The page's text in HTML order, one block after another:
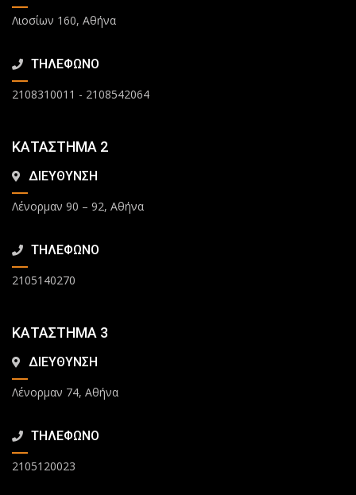
Λιοσίων 160, Αθήνα
ΤΗΛΕΦΩΝΟ
2108310011 - 2108542064
ΚΑΤΑΣΤΗΜΑ 2
ΔΙΕΥΘΥΝΣΗ
Λένορμαν 90 – 92, Αθήνα
ΤΗΛΕΦΩΝΟ
2105140270
ΚΑΤΑΣΤΗΜΑ 3
ΔΙΕΥΘΥΝΣΗ
Λένορμαν 74, Αθήνα
ΤΗΛΕΦΩΝΟ
2105120023